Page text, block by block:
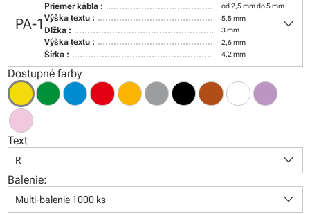
PA-1
Priemer kábla : od 2,5 mm do 5 mm
Výška textu : 5,5 mm
Dĺžka : 3 mm
Výška textu : 2,6 mm
Šírka : 4,2 mm
keyboard_arrow_down
Dostupné farby
Text
R keyboard_arrow_down
Balenie:
Multi-balenie 1000 ks keyboard_arrow_down